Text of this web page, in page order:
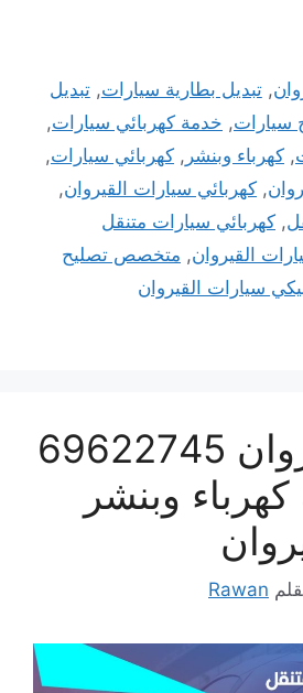
,تبديل بطارية سيارات,تبديل
سيارات, خدمة كهربائي سيارات,
, كهرباء وبنشر , كهربائي سيارات,
, كهربائي سيارات القيروان,
, كهربائي سيارات متنقل
القيروان, متخصص تصليح
سيارات القيروان
بنشر القيروان 69622745
وبنشر
Rawan